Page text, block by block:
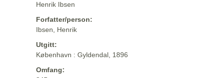
Henrik Ibsen
Forfatter/person:
Ibsen, Henrik
Utgitt:
København : Gyldendal, 1896
Omfang: